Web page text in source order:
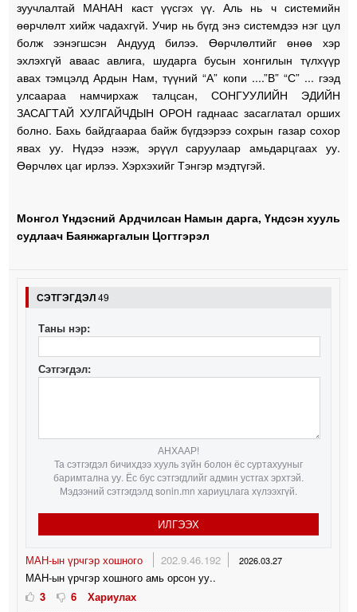
зуучлалтай МАНАН каст үүсгэх үү. Аль нь ч системийн
өөрчлөлт хийж чадахгүй. Учир нь бүгд энэ системдээ нэг цул
болж ээнэгшсэн Андууд билээ. Өөрчлөлтийг өнөө хэр
эхлэхгүй аваас авлига, шударга бусын хонгилын түлхүүр
авах тэмцэлд Ардын Нам, түүний “А” копи ....”В” “С” ... гээд
улсаараа намчирхаж талцсан, СОНГУУЛИЙН ЭДИЙН
ЗАСАГТАЙ ХУЛГАЙЧДЫН ОРОН гаднаас засаглатал орших
болно. Бахь байдгаараа байж бүгдээрээ сохрын газар сохор
явах уу. Нүдээ нээж, эрүүл саруулаар амьдарцгаах уу.
Өөрчлөх цаг ирлээ. Хэрхэхийг Тэнгэр мэдтүгэй.
Монгол Үндэсний Ардчилсан Намын дарга, Үндсэн хууль
судлаач Баянжаргалын Цогтгэрэл
СЭТГЭГДЭЛ49
Таны нэр:
Сэтгэгдэл:
АНХААР!
Та сэтгэгдэл бичихдээ хууль зүйн болон ёс суртахууныг
баримтална уу. Ёс бус сэтгэгдлийг админ устгах эрхтэй.
Мэдээний сэтгэгдэлд sonin.mn хариуцлага хүлээхгүй.
ИЛГЭЭХ
МАН-ын үрчгэр хошного 202.9.46.192 2026.03.27
МАН-ын үрчгэр хошного амь орсон уу..
3
6
Хариулах